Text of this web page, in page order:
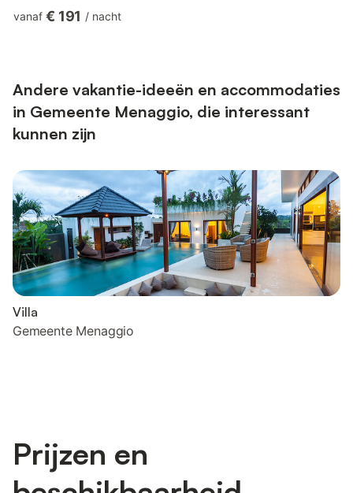
gezinsvakanties. Met een gewilde locatie aan het centrale deel
beziensw...
vanaf € 191 / nacht
Andere vakantie-ideeën en accommodaties
in Gemeente Menaggio, die interessant
kunnen zijn
Villa
Gemeente Menaggio
Prijzen en